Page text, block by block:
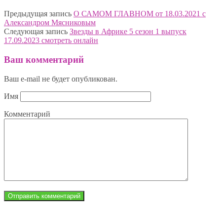
Предыдущая запись О САМОМ ГЛАВНОМ от 18.03.2021 с
Александром Мясниковым
Следующая запись Звезды в Африке 5 сезон 1 выпуск
17.09.2023 смотреть онлайн
Ваш комментарий
Ваш e-mail не будет опубликован.
Имя
Комментарий